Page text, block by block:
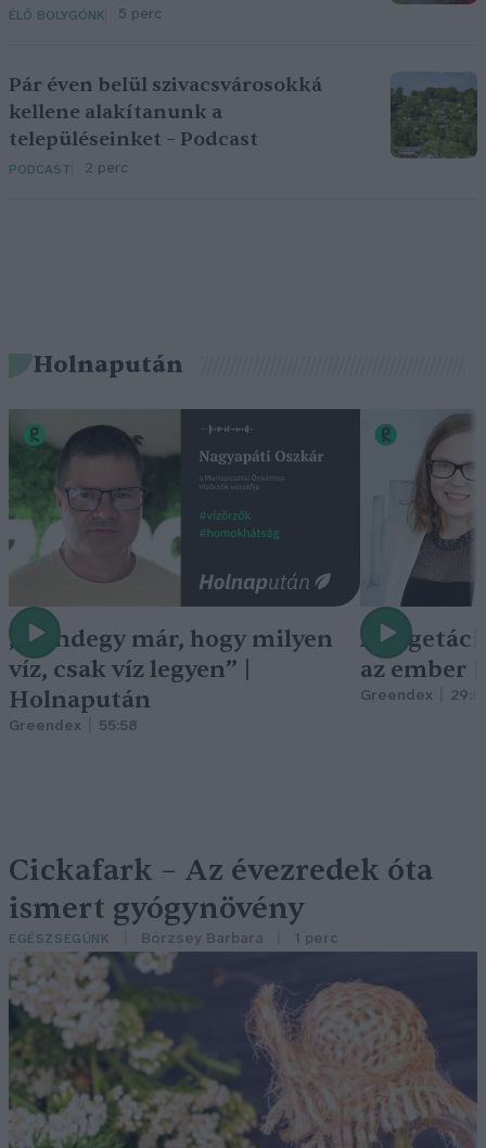
ÉLŐ BOLYGÓNK 5 perc
Pár éven belül szivacsvárosokká
kellene alakítanunk a
településeinket – Podcast
PODCAST 2 perc
Holnapután
„Mindegy már, hogy milyen
víz, csak víz legyen” |
Holnapután
Greendex 55:58
A
az ember
Greendex
Cickafark – Az évezredek óta
ismert gyógynövény
EGÉSZSÉGÜNK Börzsey Barbara 1 perc